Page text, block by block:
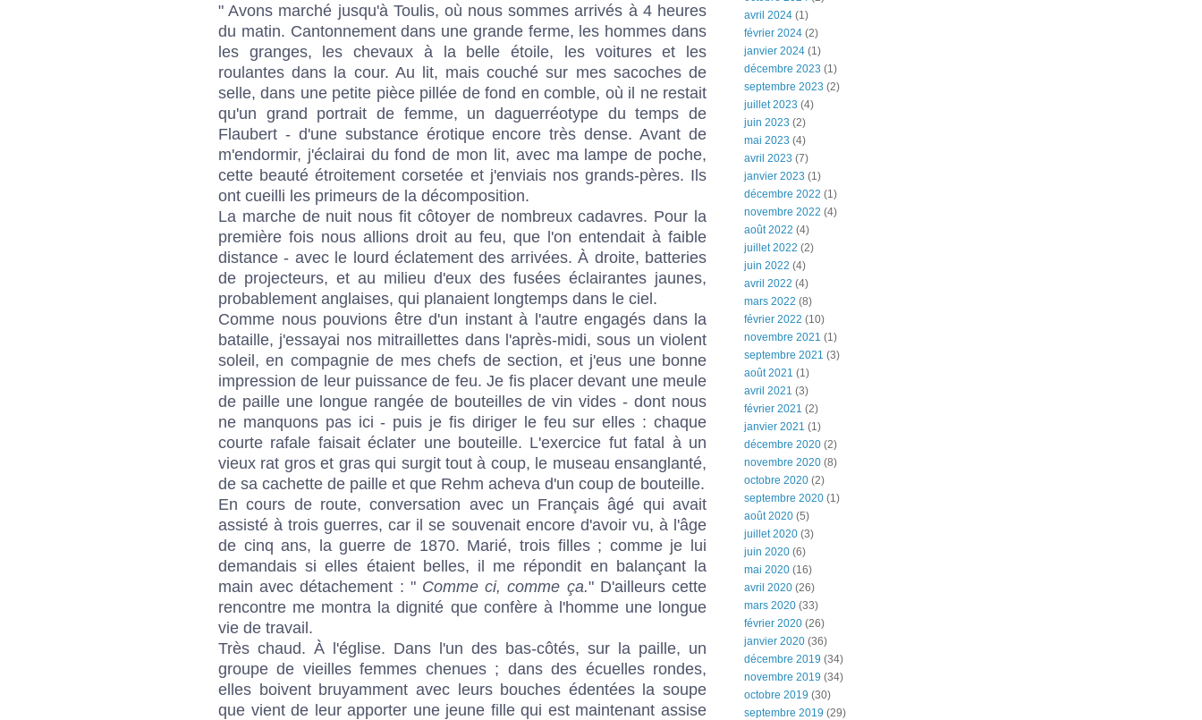
" Avons marché jusqu'à Toulis, où nous sommes arrivés à 4 heures
du matin. Cantonnement dans une grande ferme, les hommes dans
les granges, les chevaux à la belle étoile, les voitures et les
roulantes dans la cour. Au lit, mais couché sur mes sacoches de
selle, dans une petite pièce pillée de fond en comble, où il ne restait
qu'un grand portrait de femme, un daguerréotype du temps de
Flaubert - d'une substance érotique encore très dense. Avant de
m'endormir, j'éclairai du fond de mon lit, avec ma lampe de poche,
cette beauté étroitement corsetée et j'enviais nos grands-pères. Ils
ont cueilli les primeurs de la décomposition.
La marche de nuit nous fit côtoyer de nombreux cadavres. Pour la
première fois nous allions droit au feu, que l'on entendait à faible
distance - avec le lourd éclatement des arrivées. À droite, batteries
de projecteurs, et au milieu d'eux des fusées éclairantes jaunes,
probablement anglaises, qui planaient longtemps dans le ciel.
Comme nous pouvions être d'un instant à l'autre engagés dans la
bataille, j'essayai nos mitraillettes dans l'après-midi, sous un violent
soleil, en compagnie de mes chefs de section, et j'eus une bonne
impression de leur puissance de feu. Je fis placer devant une meule
de paille une longue rangée de bouteilles de vin vides - dont nous
ne manquons pas ici - puis je fis diriger le feu sur elles : chaque
courte rafale faisait éclater une bouteille. L'exercice fut fatal à un
vieux rat gros et gras qui surgit tout à coup, le museau ensanglanté,
de sa cachette de paille et que Rehm acheva d'un coup de bouteille.
En cours de route, conversation avec un Français âgé qui avait
assisté à trois guerres, car il se souvenait encore d'avoir vu, à l'âge
de cinq ans, la guerre de 1870. Marié, trois filles ; comme je lui
demandais si elles étaient belles, il me répondit en balançant la
main avec détachement : " Comme ci, comme ça." D'ailleurs cette
rencontre me montra la dignité que confère à l'homme une longue
vie de travail.
Très chaud. À l'église. Dans l'un des bas-côtés, sur la paille, un
groupe de vieilles femmes chenues ; dans des écuelles rondes,
elles boivent bruyamment avec leurs bouches édentées la soupe
que vient de leur apporter une jeune fille qui est maintenant assise
avril 2024 (1)
février 2024 (2)
janvier 2024 (1)
décembre 2023 (1)
septembre 2023 (2)
juillet 2023 (4)
juin 2023 (2)
mai 2023 (4)
avril 2023 (7)
janvier 2023 (1)
décembre 2022 (1)
novembre 2022 (4)
août 2022 (4)
juillet 2022 (2)
juin 2022 (4)
avril 2022 (4)
mars 2022 (8)
février 2022 (10)
novembre 2021 (1)
septembre 2021 (3)
août 2021 (1)
avril 2021 (3)
février 2021 (2)
janvier 2021 (1)
décembre 2020 (2)
novembre 2020 (8)
octobre 2020 (2)
septembre 2020 (1)
août 2020 (5)
juillet 2020 (3)
juin 2020 (6)
mai 2020 (16)
avril 2020 (26)
mars 2020 (33)
février 2020 (26)
janvier 2020 (36)
décembre 2019 (34)
novembre 2019 (34)
octobre 2019 (30)
septembre 2019 (29)